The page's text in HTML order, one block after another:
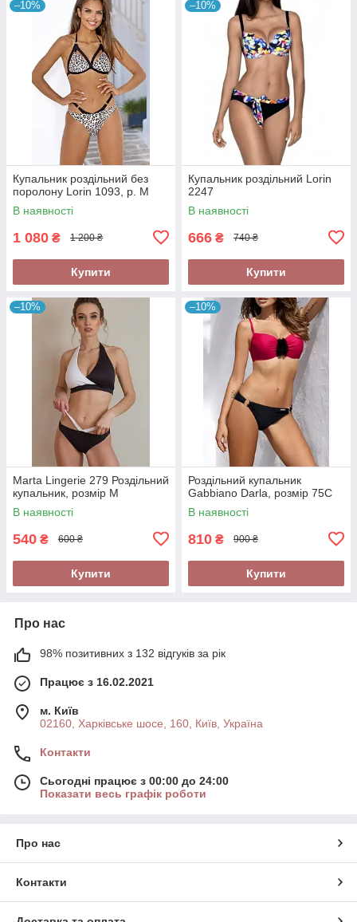
–10%
Купальник роздільний без
поролону Lorin 1093, р. M
В наявності
1 080 ₴ 1 200 ₴
Купити
–10%
Купальник роздільний Lorin
2247
В наявності
666 ₴ 740 ₴
Купити
–10%
Marta Lingerie 279 Роздільний
купальник, розмір М
В наявності
540 ₴ 600 ₴
Купити
–10%
Роздільний купальник
Gabbiano Darla, розмір 75С
В наявності
810 ₴ 900 ₴
Купити
Про нас
98% позитивних з 132 відгуків за рік
Працює з 16.02.2021
м. Київ
02160, Харківське шосе, 160, Київ, Україна
Контакти
Сьогодні працює з 00:00 до 24:00
Показати весь графік роботи
Про нас
Контакти